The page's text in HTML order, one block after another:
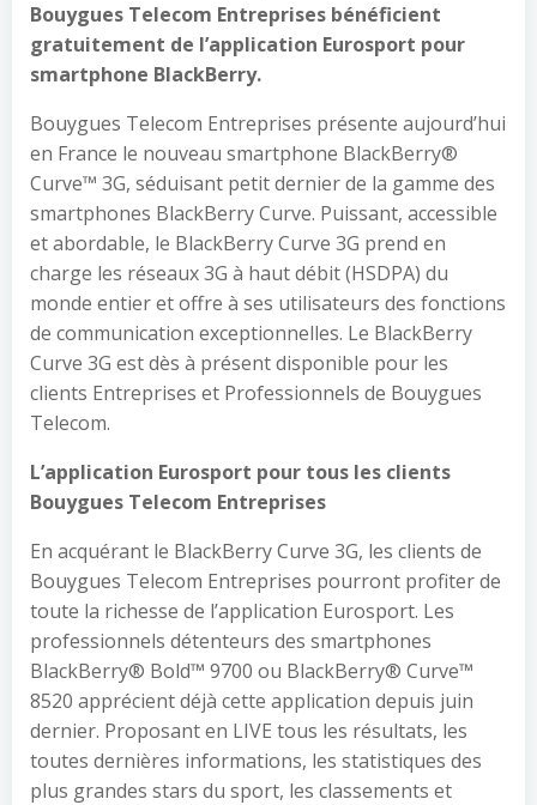
Bouygues Telecom Entreprises bénéficient
gratuitement de l’application Eurosport pour
smartphone BlackBerry.
Bouygues Telecom Entreprises présente aujourd’hui
en France le nouveau smartphone BlackBerry®
Curve™ 3G, séduisant petit dernier de la gamme des
smartphones BlackBerry Curve. Puissant, accessible
et abordable, le BlackBerry Curve 3G prend en
charge les réseaux 3G à haut débit (HSDPA) du
monde entier et offre à ses utilisateurs des fonctions
de communication exceptionnelles. Le BlackBerry
Curve 3G est dès à présent disponible pour les
clients Entreprises et Professionnels de Bouygues
Telecom.
L’application Eurosport pour tous les clients
Bouygues Telecom Entreprises
En acquérant le BlackBerry Curve 3G, les clients de
Bouygues Telecom Entreprises pourront profiter de
toute la richesse de l’application Eurosport. Les
professionnels détenteurs des smartphones
BlackBerry® Bold™ 9700 ou BlackBerry® Curve™
8520 apprécient déjà cette application depuis juin
dernier. Proposant en LIVE tous les résultats, les
toutes dernières informations, les statistiques des
plus grandes stars du sport, les classements et